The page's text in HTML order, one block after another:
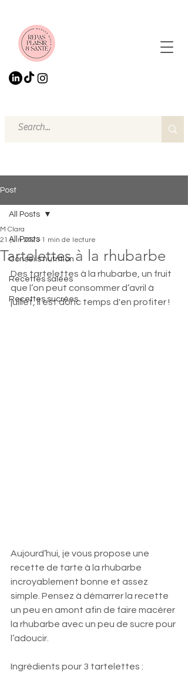
Post
All Posts
Conseils nutrition
Recettes salées
Recettes sucrées
All Posts
Tartelettes à la rhubarbe
M Clara
21 juin 2023 1 min de lecture
Des tartelettes à la rhubarbe, un fruit
que l’on peut consommer d’avril à
juillet, il est donc temps d'en profiter !
Aujourd’hui, je vous propose une
recette de tarte à la rhubarbe
incroyablement bonne et assez
simple. Pensez à démarrer la recette
un peu en amont afin de faire macérer
la rhubarbe avec un peu de sucre pour
l’adoucir.
Ingrédients pour 3 tartelettes :